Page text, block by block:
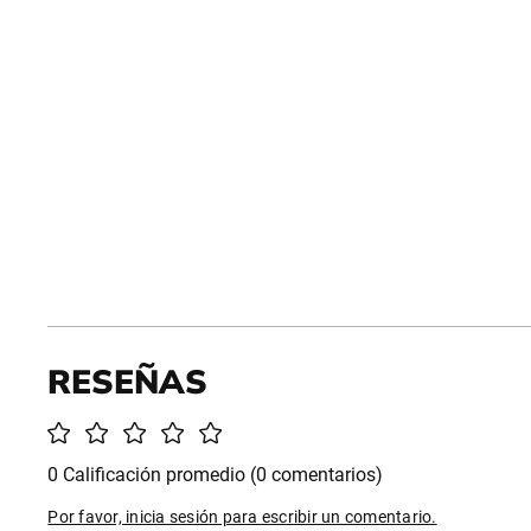
0 Calificación promedio (0 comentarios)
Por favor, inicia sesión para escribir un comentario.